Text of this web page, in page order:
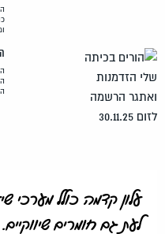
עלון קדמה כולל מערכי
לעת גם חומרים שיווקיים.